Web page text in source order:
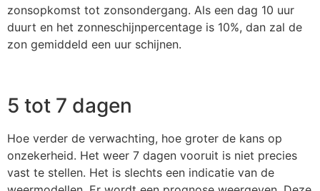
zonsopkomst tot zonsondergang. Als een dag 10 uur
duurt en het zonneschijnpercentage is 10%, dan zal de
zon gemiddeld een uur schijnen.
5 tot 7 dagen
Hoe verder de verwachting, hoe groter de kans op
onzekerheid. Het weer 7 dagen vooruit is niet precies
vast te stellen. Het is slechts een indicatie van de